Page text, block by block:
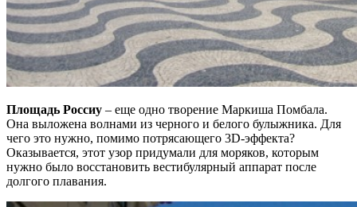
Площадь Россиу – еще одно творение Маркиша Помбала.
Она выложена волнами из черного и белого булыжника. Для
чего это нужно, помимо потрясающего 3D-эффекта?
Оказывается, этот узор придумали для моряков, которым
нужно было восстановить вестибулярный аппарат после
долгого плавания.